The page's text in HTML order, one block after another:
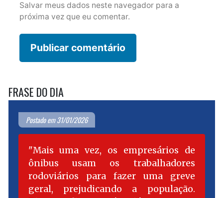
Salvar meus dados neste navegador para a
próxima vez que eu comentar.
FRASE DO DIA
Postado em 31/01/2026
Mais uma vez, os empresários de
ônibus usam os trabalhadores
rodoviários para fazer uma greve
geral, prejudicando a população.